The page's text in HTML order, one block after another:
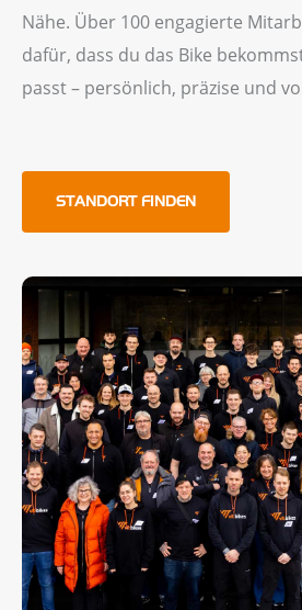
Nähe. Über 100 engagierte
dafür, dass du das Bike
passt – persönlich, präzise und
STANDORT FINDEN